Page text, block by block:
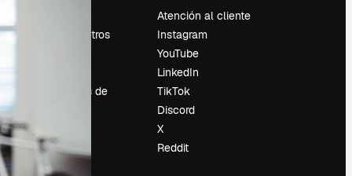
Sobre nosotros
Tendencias de
Eventos
Slidesgo
Atención al cliente
Instagram
YouTube
LinkedIn
TikTok
Discord
X
Reddit